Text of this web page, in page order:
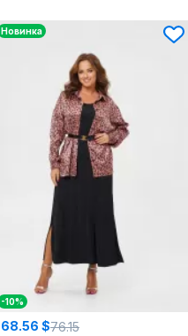
Новинка
-10%
68.56 $76.15